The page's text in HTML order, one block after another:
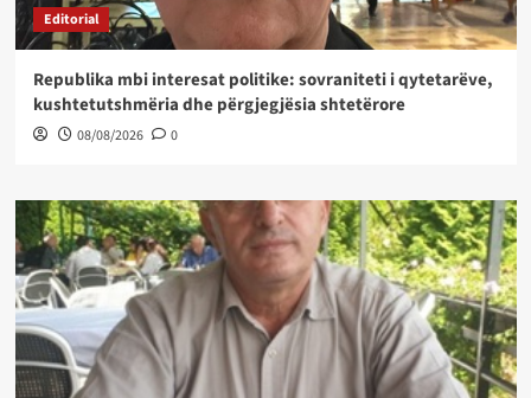
Editorial
Republika mbi interesat politike: sovraniteti i qytetarëve,
kushtetutshmëria dhe përgjegjësia shtetërore
08/08/2026 0